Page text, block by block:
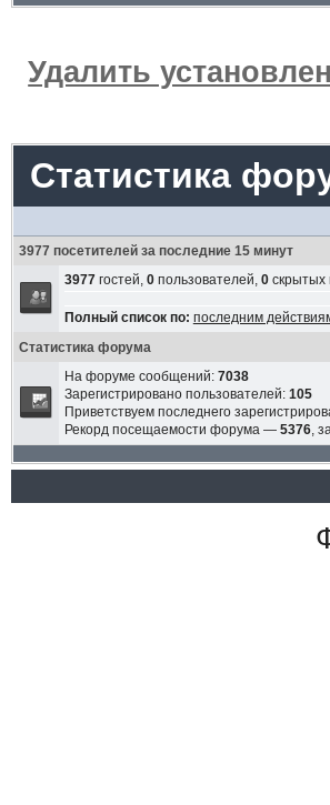
Удалить
Статистика
3977 посетителей за последние 15 минут
3977гостей, 0пользователей, 0скрытых
Полный список по: последним
Статистика форума
На форуме сообщений: 7038
Зарегистрировано пользователей: 105
Приветствуем последнего
Рекорд посещаемости форума — 5376,